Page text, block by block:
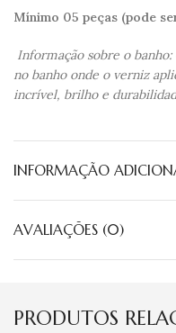
Mínimo 05 peças (pode
Informação sobre o
no banho onde o verniz
incrível, brilho e
INFORMAÇÃO
AVALIAÇÕES (0)
PRODUTOS